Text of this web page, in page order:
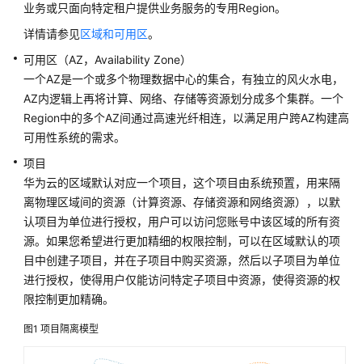
使
用
前
读
API
概
如
何
调
API
API
业务或只面向特定租户提供业务服务的专用Region。
详情请参见区域和可用区。
可用区（AZ，Availability Zone）
一个AZ是一个或多个物理数据中心的集合，有独立的风火水电，
AZ内逻辑上再将计算、网络、存储等资源划分成多个集群。一个
Region中的多个AZ间通过高速光纤相连，以满足用户跨AZ构建高
可用性系统的需求。
项目
华为云的区域默认对应一个项目，这个项目由系统预置，用来隔
离物理区域间的资源（计算资源、存储资源和网络资源），以默
认项目为单位进行授权，用户可以访问您账号中该区域的所有资
源。如果您希望进行更加精细的权限控制，可以在区域默认的项
目中创建子项目，并在子项目中购买资源，然后以子项目为单位
进行授权，使得用户仅能访问特定子项目中资源，使得资源的权
限控制更加精确。
图1 项目隔离模型